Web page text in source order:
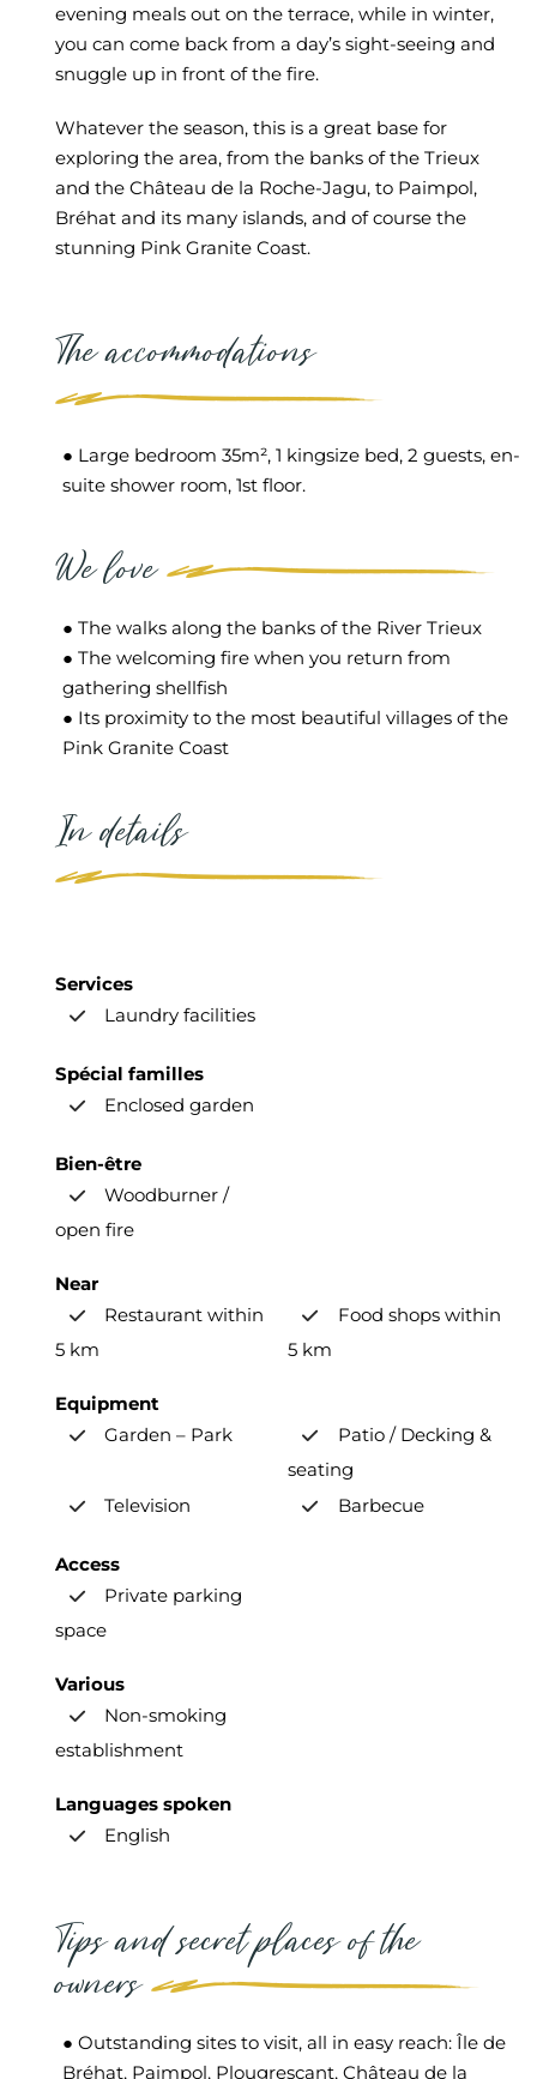
evening meals out on the terrace, while in winter,
you can come back from a day’s sight-seeing and
snuggle up in front of the fire.
Whatever the season, this is a great base for
exploring the area, from the banks of the Trieux
and the Château de la Roche-Jagu, to Paimpol,
Bréhat and its many islands, and of course the
stunning Pink Granite Coast.
The accommodations
● Large bedroom 35m², 1 kingsize bed, 2 guests, en-
suite shower room, 1st floor.
We love
● The walks along the banks of the River Trieux
● The welcoming fire when you return from
gathering shellfish
● Its proximity to the most beautiful villages of the
Pink Granite Coast
In details
Services
Laundry facilities
Spécial familles
Enclosed garden
Bien-être
Woodburner /
open fire
Near
Restaurant within
5 km
Food shops within
5 km
Equipment
Garden – Park
Patio / Decking &
seating
Television
Barbecue
Access
Private parking
space
Various
Non-smoking
establishment
Languages spoken
English
Tips and secret places of the
owners
● Outstanding sites to visit, all in easy reach: Île de
Bréhat, Paimpol, Plougrescant, Château de la